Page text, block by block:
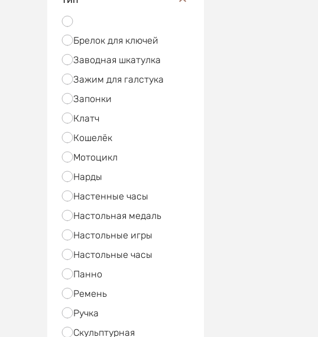
Брелок для ключей
Заводная шкатулка
Зажим для галстука
Запонки
Клатч
Кошелёк
Мотоцикл
Нарды
Настенные часы
Настольная медаль
Настольные игры
Настольные часы
Панно
Ремень
Ручка
Скульптурная